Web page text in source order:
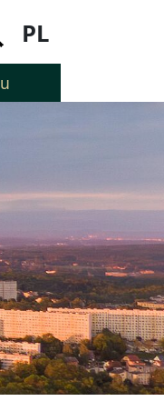
PL